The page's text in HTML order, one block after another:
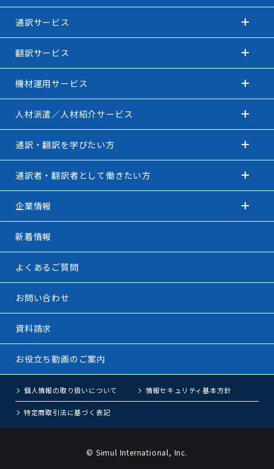
新着情報
よくあるご質問
お問い合わせ
資料請求
お役立ち動画のご案内
通訳サービス
翻訳サービス
機材運用サービス
人材派遣／人材紹介サービス
企業情報
通訳・翻訳を学びたい方
通訳者・翻訳者として働きたい方
個人情報の取り扱いについて 情報セキュリティ基本方針
特定商取引法に基づく表記
© Simul International, Inc.